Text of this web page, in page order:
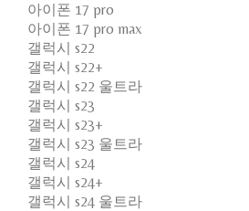
아이폰 17 pro
아이폰 17 pro max
갤럭시 s22
갤럭시 s22+
갤럭시 s22 울트라
갤럭시 s23
갤럭시 s23+
갤럭시 s23 울트라
갤럭시 s24
갤럭시 s24+
갤럭시 s24 울트라